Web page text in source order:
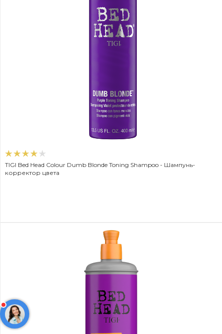
TIGI Bed Head Colour Dumb Blonde Toning Shampoo - Шампунь-
корректор цвета